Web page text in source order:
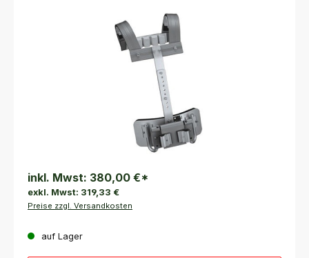
inkl. Mwst: 380,00 €*
exkl. Mwst: 319,33 €
Preise zzgl. Versandkosten
auf Lager